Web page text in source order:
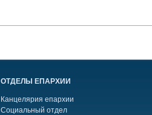
ОТДЕЛЫ ЕПАРХИИ
Канцелярия епархии
Социальный отдел